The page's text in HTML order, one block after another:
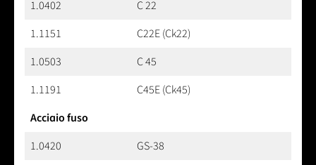
1.0402
C 22
1.1151
C22E (Ck22)
1.0503
C 45
1.1191
C45E (Ck45)
Acciaio fuso
1.0420
GS-38